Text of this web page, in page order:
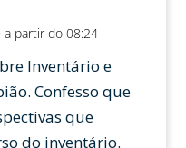
partir do 08:24
Inventário e
Confesso que
que
do inventário.